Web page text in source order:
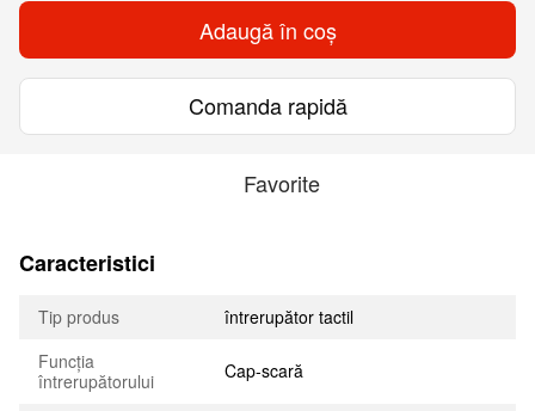
Adaugă în coș
Comanda rapidă
Favorite
Caracteristici
Tip produs
întrerupător tactil
Funcția
întrerupătorului
Cap-scară